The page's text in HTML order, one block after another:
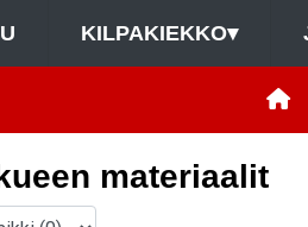
KILPAKIEKKO▾
materiaalit